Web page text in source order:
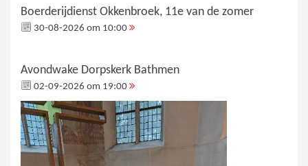
Boerderijdienst Okkenbroek, 11e van de zomer
30-08-2026 om 10:00
Avondwake Dorpskerk Bathmen
02-09-2026 om 19:00